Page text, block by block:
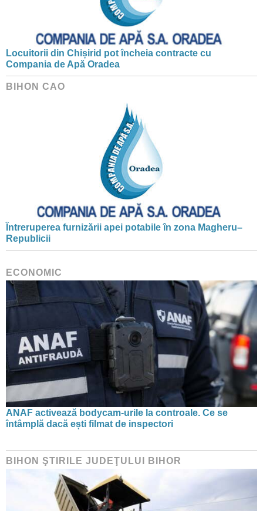
Locuitorii din Chișirid pot încheia contracte cu
Compania de Apă Oradea
BIHON CAO
Întreruperea furnizării apei potabile în zona Magheru–
Republicii
ECONOMIC
ANAF activează bodycam-urile la controale. Ce se
întâmplă dacă ești filmat de inspectori
BIHON ŞTIRILE JUDEŢULUI BIHOR